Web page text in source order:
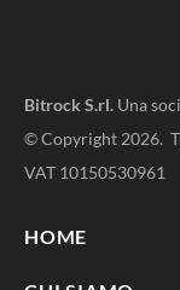
Bitrock S.rl. Una
© Copyright 2026.
VAT 10150530961
HOME